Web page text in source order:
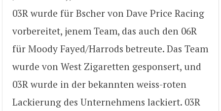
03R wurde für Bscher von Dave Price Racing
vorbereitet, jenem Team, das auch den 06R
für Moody Fayed/Harrods betreute. Das Team
wurde von West Zigaretten gesponsert, und
03R wurde in der bekannten weiss-roten
Lackierung des Unternehmens lackiert. 03R